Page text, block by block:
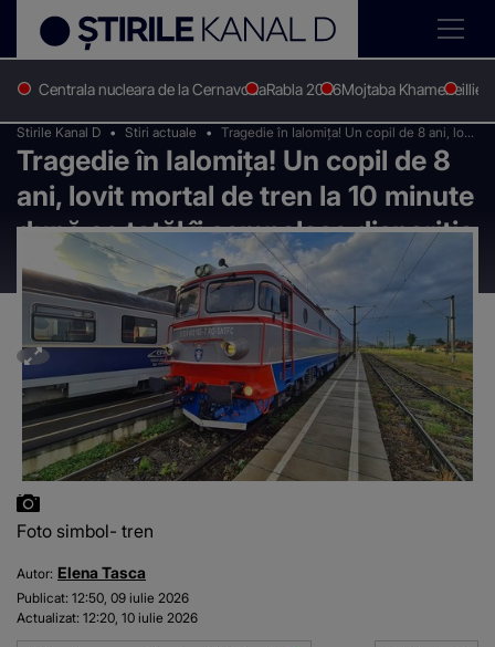
Centrala nucleara de la CernavodaRabla 2026Mojtaba KhameneiIlie
Stirile Kanal D Stiri actuale
Tragedie în Ialomița! Un copil de 8 ani, lovit
mortal de tren la 10 minute după ce tatăl îi
semnalase dispariția autorităților
Tragedie în Ialomița! Un copil de 8
ani, lovit mortal de tren la 10 minute
după ce tatăl îi semnalase dispariția
autorităților
Foto simbol- tren
Autor: Elena Tasca
Publicat: 12:50, 09 iulie 2026
Actualizat: 12:20, 10 iulie 2026